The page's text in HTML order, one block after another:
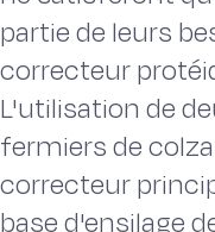
partie de leurs
correcteur
L'utilisation de
fermiers de
correcteur
base d'ensilage